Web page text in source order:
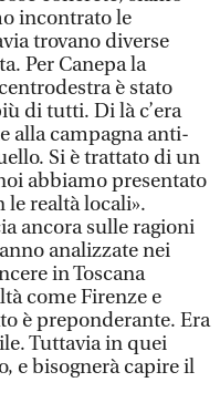
incontrato le
trovano diverse
Per Canepa la
è stato
di tutti. Di là c’era
alla campagna anti-
Si è trattato di un
abbiamo presentato
realtà locali».
ancora sulle ragioni
analizzate nei
in Toscana
come Firenze e
è preponderante. Era
Tuttavia in quei
e bisognerà capire il